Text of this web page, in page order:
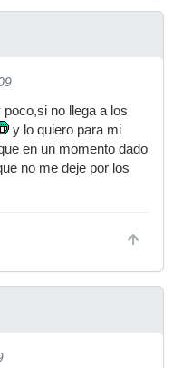
no llega a los
y lo quiero para mi
en un momento dado
no me deje por los